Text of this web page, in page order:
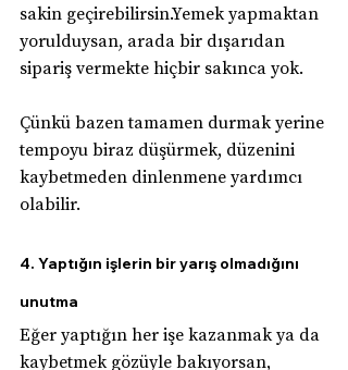
sakin geçirebilirsin.Yemek yapmaktan
yorulduysan, arada bir dışarıdan
sipariş vermekte hiçbir sakınca yok.
Çünkü bazen tamamen durmak yerine
tempoyu biraz düşürmek, düzenini
kaybetmeden dinlenmene yardımcı
olabilir.
4. Yaptığın işlerin bir yarış olmadığını
unutma
Eğer yaptığın her işe kazanmak ya da
kaybetmek gözüyle bakıyorsan,